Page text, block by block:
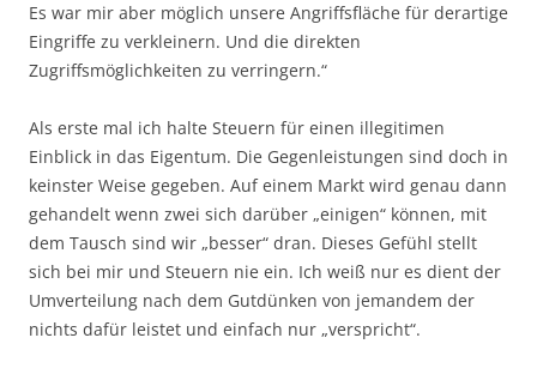
Es war mir aber möglich unsere Angriffsfläche für derartige
Eingriffe zu verkleinern. Und die direkten
Zugriffsmöglichkeiten zu verringern.“
Als erste mal ich halte Steuern für einen illegitimen
Einblick in das Eigentum. Die Gegenleistungen sind doch in
keinster Weise gegeben. Auf einem Markt wird genau dann
gehandelt wenn zwei sich darüber „einigen“ können, mit
dem Tausch sind wir „besser“ dran. Dieses Gefühl stellt
sich bei mir und Steuern nie ein. Ich weiß nur es dient der
Umverteilung nach dem Gutdünken von jemandem der
nichts dafür leistet und einfach nur „verspricht“.